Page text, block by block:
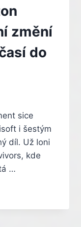
změní
do
sice
i šestým
díl. Už loni
kde
…